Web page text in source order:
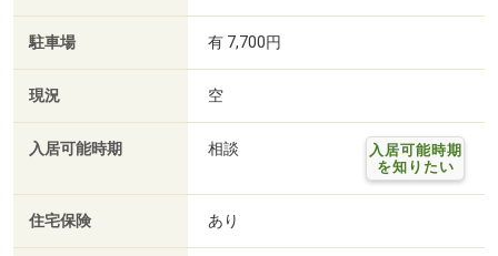
駐車場 有 7,700円
現況 空
入居可能時期 相談
入居可能時期
を知りたい
住宅保険 あり